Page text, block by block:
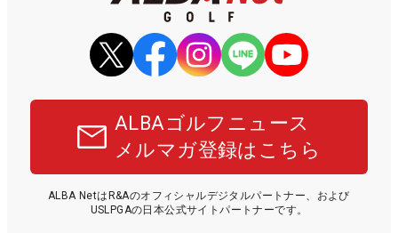
ALBAゴルフニュース
メルマガ登録はこちら
ALBA NetはR&Aのオフィシャルデジタルパートナー、および
USLPGAの日本公式サイトパートナーです。